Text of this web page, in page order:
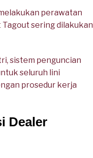
perawatan
sering dilakukan
sistem penguncian
seluruh lini
prosedur kerja
Dealer